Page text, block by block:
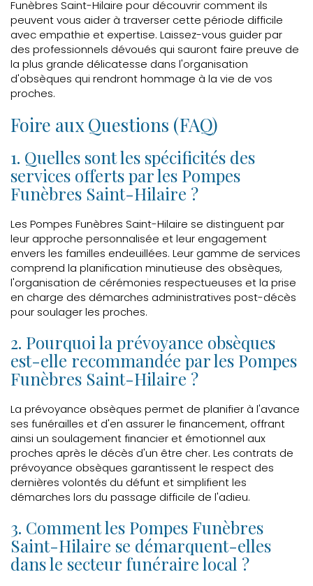
Funèbres Saint-Hilaire pour découvrir comment ils
peuvent vous aider à traverser cette période difficile
avec empathie et expertise. Laissez-vous guider par
des professionnels dévoués qui sauront faire preuve de
la plus grande délicatesse dans l'organisation
d'obsèques qui rendront hommage à la vie de vos
proches.
Foire aux Questions (FAQ)
1. Quelles sont les spécificités des
services offerts par les Pompes
Funèbres Saint-Hilaire ?
Les Pompes Funèbres Saint-Hilaire se distinguent par
leur approche personnalisée et leur engagement
envers les familles endeuillées. Leur gamme de services
comprend la planification minutieuse des obsèques,
l'organisation de cérémonies respectueuses et la prise
en charge des démarches administratives post-décès
pour soulager les proches.
2. Pourquoi la prévoyance obsèques
est-elle recommandée par les Pompes
Funèbres Saint-Hilaire ?
La prévoyance obsèques permet de planifier à l'avance
ses funérailles et d'en assurer le financement, offrant
ainsi un soulagement financier et émotionnel aux
proches après le décès d'un être cher. Les contrats de
prévoyance obsèques garantissent le respect des
dernières volontés du défunt et simplifient les
démarches lors du passage difficile de l'adieu.
3. Comment les Pompes Funèbres
Saint-Hilaire se démarquent-elles
dans le secteur funéraire local ?